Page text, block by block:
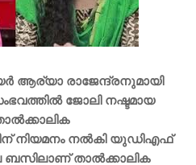
ആര്യാ രാജേന്ദ്രനുമായി
ജോലി നഷ്ടമായ
നിയമനം നല്‍കി യുഡിഎഫ്
ബസിലാണ് താല്‍ക്കാലിക